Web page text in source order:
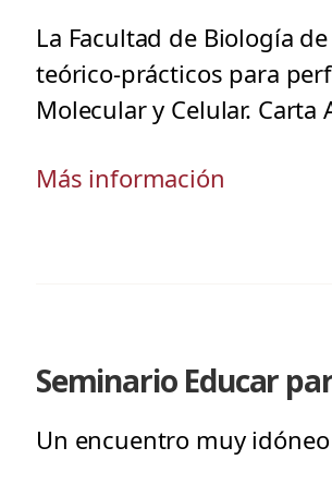
La Facultad de Biología
teórico-prácticos para
Molecular y Celular.
Más información
Seminario Educar
Un encuentro muy idóneo